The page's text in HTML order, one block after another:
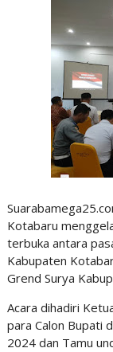
Kotabaru
terbuka antara
Kabupaten
Grend Surya
Acara dihadiri
para Calon Bupati
2024 dan Tamu